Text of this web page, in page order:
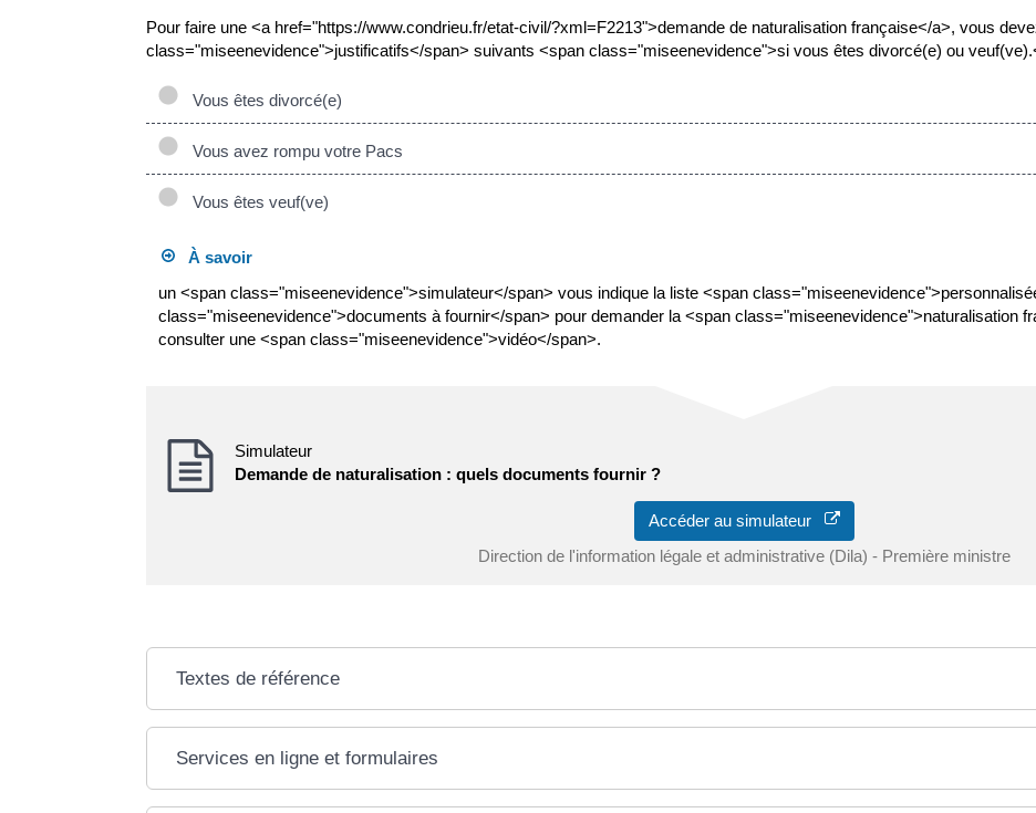
Pour faire une <a href="https://www.condrieu.fr/etat-civil/?xml=F2213">demande de naturalisation française</a>, vous
class="miseenevidence">justificatifs</span> suivants <span class="miseenevidence">si vous êtes divorcé(e) ou
Vous êtes divorcé(e)
Vous avez rompu votre Pacs
Vous êtes veuf(ve)
À savoir
un <span class="miseenevidence">simulateur</span> vous indique la liste <span
class="miseenevidence">documents à fournir</span> pour demander la <span class="miseenevidence">naturalisation
consulter une <span class="miseenevidence">vidéo</span>.
Simulateur
Demande de naturalisation : quels documents fournir ?
Accéder au simulateur
Direction de l'information légale et administrative (Dila) - Première ministre
Textes de référence
Services en ligne et formulaires